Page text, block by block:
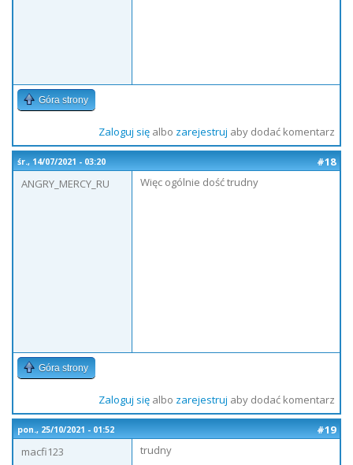
Góra strony
Zaloguj sięalbo zarejestruj aby dodać komentarz
śr., 14/07/2021 - 03:20
#18
ANGRY_MERCY_RU
Więc ogólnie dość trudny
Góra strony
Zaloguj sięalbo zarejestruj aby dodać komentarz
pon., 25/10/2021 - 01:52
#19
macfi123
trudny